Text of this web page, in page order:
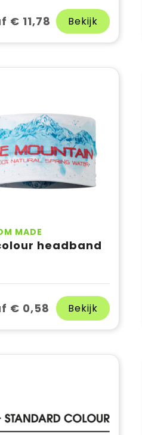
€ 11,78 Bekijk
MADE
headband
€ 0,58 Bekijk